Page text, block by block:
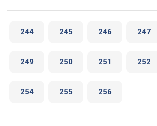
244 245 246 247
249 250 251 252
254 255 256